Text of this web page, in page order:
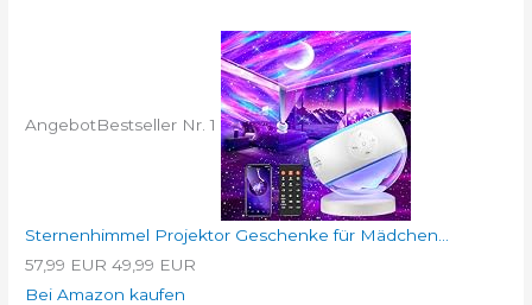
AngebotBestseller Nr. 1
Sternenhimmel Projektor Geschenke für Mädchen...
57,99 EUR 49,99 EUR
Bei Amazon kaufen